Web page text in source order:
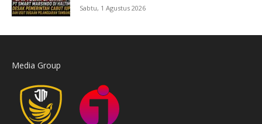
Sabtu, 1 Agustus 2026
Media Group